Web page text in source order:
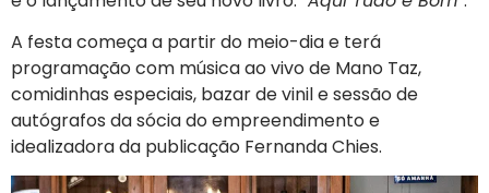
A festa começa a partir do meio-dia e terá
programação com música ao vivo de Mano Taz,
comidinhas especiais, bazar de vinil e sessão de
autógrafos da sócia do empreendimento e
idealizadora da publicação Fernanda Chies.